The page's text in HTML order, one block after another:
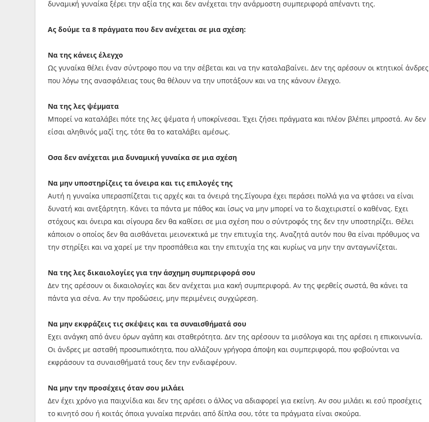
δυναμική γυναίκα ξέρει την αξία της και δεν ανέχεται την ανάρμοστη συμπεριφορά απέναντι της.
Ας δούμε τα 8 πράγματα που δεν ανέχεται σε μια σχέση:
Να της κάνεις έλεγχο
Ως γυναίκα θέλει έναν σύντροφο που να την σέβεται και να την καταλαβαίνει. Δεν της αρέσουν οι κτητικοί άνδρες
που λόγω της ανασφάλειας τους θα θέλουν να την υποτάξουν και να της κάνουν έλεγχο.
Να της λες ψέμματα
Μπορεί να καταλάβει πότε της λες ψέματα ή υποκρίνεσαι. Έχει ζήσει πράγματα και πλέον βλέπει μπροστά. Αν δεν
είσαι αληθινός μαζί της, τότε θα το καταλάβει αμέσως.
Οσα δεν ανέχεται μια δυναμική γυναίκα σε μια σχέση
Να μην υποστηρίζεις τα όνειρα και τις επιλογές της
Αυτή η γυναίκα υπερασπίζεται τις αρχές και τα όνειρά της. Σίγουρα έχει περάσει πολλά για να φτάσει να είναι
δυνατή και ανεξάρτητη. Κάνει τα πάντα με πάθος και ίσως να μην μπορεί να το διαχειριστεί ο καθένας. Εχει
στόχους και όνειρα και σίγουρα δεν θα καθίσει σε μια σχέση που ο σύντροφός της δεν την υποστηρίζει. Θέλει
κάποιον ο οποίος δεν θα αισθάνεται μειονεκτικά με την επιτυχία της. Αναζητά αυτόν που θα είναι πρόθυμος να
την στηρίξει και να χαρεί με την προσπάθεια και την επιτυχία της και κυρίως να μην την ανταγωνίζεται.
Να της λες δικαιολογίες για την άσχημη συμπεριφορά σου
Δεν της αρέσουν οι δικαιολογίες και δεν ανέχεται μια κακή συμπεριφορά. Αν της φερθείς σωστά, θα κάνει τα
πάντα για σένα. Αν την προδώσεις, μην περιμένεις συγχώρεση.
Να μην εκφράζεις τις σκέψεις και τα συναισθήματά σου
Εχει ανάγκη από άνευ όρων αγάπη και σταθερότητα. Δεν της αρέσουν τα μισόλογα και της αρέσει η επικοινωνία.
Οι άνδρες με ασταθή προσωπικότητα, που αλλάζουν γρήγορα άποψη και συμπεριφορά, που φοβούνται να
εκφράσουν τα συναισθήματά τους δεν την ενδιαφέρουν.
Να μην την προσέχεις όταν σου μιλάει
Δεν έχει χρόνο για παιχνίδια και δεν της αρέσει ο άλλος να αδιαφορεί για εκείνη. Αν σου μιλάει κι εσύ προσέχεις
το κινητό σου ή κοιτάς όποια γυναίκα περνάει από δίπλα σου, τότε τα πράγματα είναι σκούρα.